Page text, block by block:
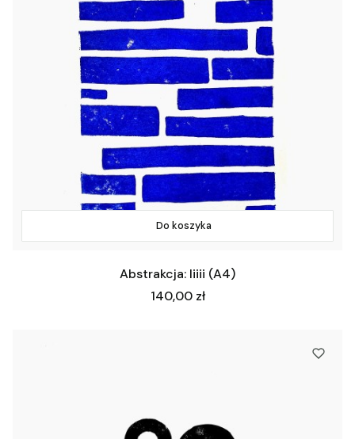
Do koszyka
Abstrakcja: Iiiii (A4)
Cena
140,00 zł